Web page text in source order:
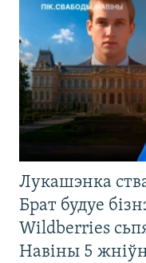
Лукашэнка
Брат будуе
Wildberries
Навіны 5